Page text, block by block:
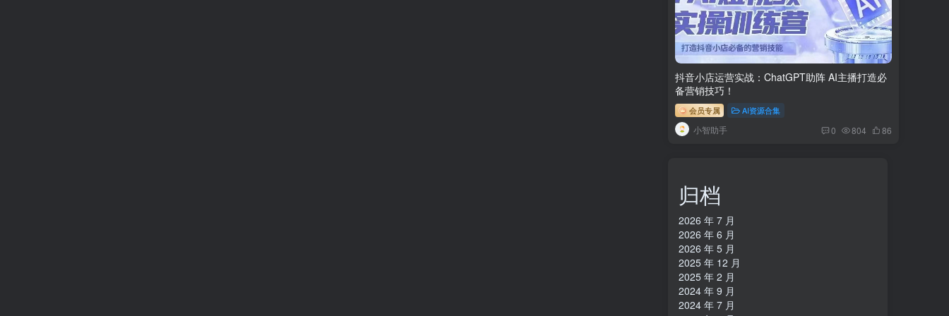
抖音小店运营实战：ChatGPT助阵 AI主播打造必
备营销技巧！
会员专属 AI资源合集
小智助手 0 804 86
归档
2026 年 7 月
2026 年 6 月
2026 年 5 月
2025 年 12 月
2025 年 2 月
2024 年 9 月
2024 年 7 月